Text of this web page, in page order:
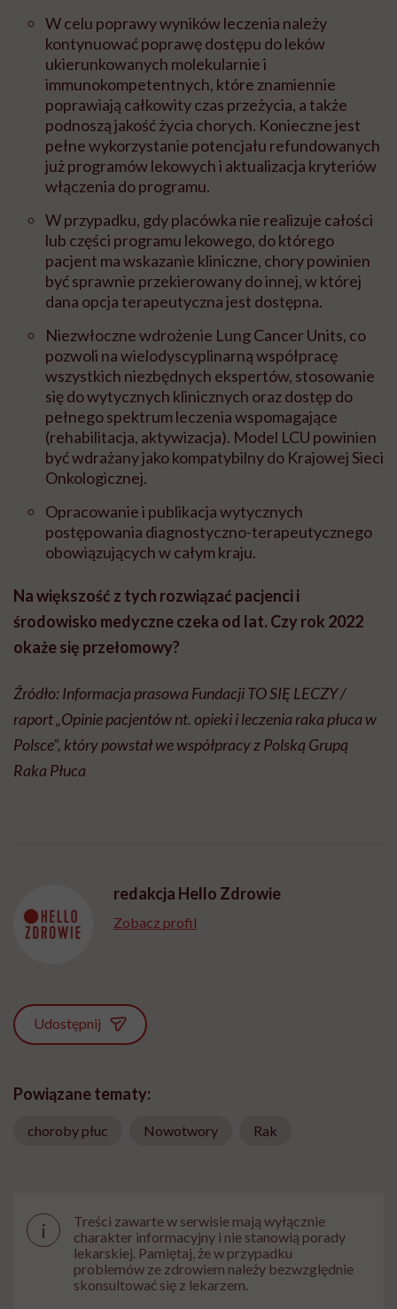
W celu poprawy wyników leczenia należy
kontynuować poprawę dostępu do leków
ukierunkowanych molekularnie i
immunokompetentnych, które znamiennie
poprawiają całkowity czas przeżycia, a także
podnoszą jakość życia chorych. Konieczne jest
pełne wykorzystanie potencjału refundowanych
już programów lekowych i aktualizacja kryteriów
włączenia do programu.
W przypadku, gdy placówka nie realizuje całości
lub części programu lekowego, do którego
pacjent ma wskazanie kliniczne, chory powinien
być sprawnie przekierowany do innej, w której
dana opcja terapeutyczna jest dostępna.
Niezwłoczne wdrożenie Lung Cancer Units, co
pozwoli na wielodyscyplinarną współpracę
wszystkich niezbędnych ekspertów, stosowanie
się do wytycznych klinicznych oraz dostęp do
pełnego spektrum leczenia wspomagające
(rehabilitacja, aktywizacja). Model LCU powinien
być wdrażany jako kompatybilny do Krajowej Sieci
Onkologicznej.
Opracowanie i publikacja wytycznych
postępowania diagnostyczno-terapeutycznego
obowiązujących w całym kraju.
Na większość z tych rozwiązać pacjenci i
środowisko medyczne czeka od lat. Czy rok 2022
okaże się przełomowy?
Źródło: Informacja prasowa Fundacji TO SIĘ LECZY /
raport „Opinie pacjentów nt. opieki i leczenia raka płuca w
Polsce”, który powstał we współpracy z Polską Grupą
Raka Płuca
redakcja Hello Zdrowie
Zobacz profil
Udostępnij
Powiązane tematy:
choroby płuc Nowotwory Rak
i
Treści zawarte w serwisie mają wyłącznie
charakter informacyjny i nie stanowią porady
lekarskiej. Pamiętaj, że w przypadku
problemów ze zdrowiem należy bezwzględnie
skonsultować się z lekarzem.